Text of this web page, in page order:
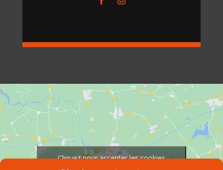
Cliquez pour accepter les cookies